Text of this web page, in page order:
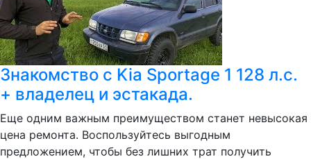
Знакомство с Kia Sportage 1 128 л.с.
+ владелец и эстакада.
Еще одним важным преимуществом станет невысокая
цена ремонта. Воспользуйтесь выгодным
предложением, чтобы без лишних трат получить